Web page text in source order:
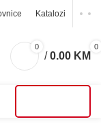
Katalozi
0 0
/ 0.00 KM